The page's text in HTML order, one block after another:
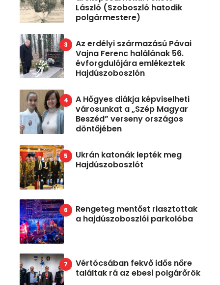
László (Szoboszló hatodik
polgármestere)
Az erdélyi származású Pávai
Vajna Ferenc halálának 56.
évforgdulójára emlékeztek
Hajdúszoboszlón
A Hőgyes diákja képviselheti
városunkat a „Szép Magyar
Beszéd” verseny országos
döntőjében
Ukrán katonák lepték meg
Hajdúszoboszlót
Rengeteg mentőst riasztottak
a hajdúszoboszlói parkolóba
Vértócsában fekvő idős nőre
találtak rá az ebesi polgárőrök